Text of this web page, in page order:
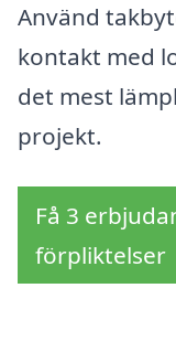
Använd
kontakt med
det mest
projekt.
Få 3
förpliktelser